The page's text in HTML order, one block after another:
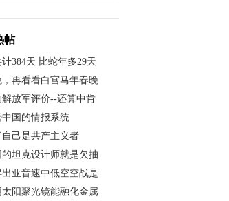
帖
384天 比蛇年多29天
再看看白宫马年春晚
解放军评价--还算中肯
国的情报系统
己是共产主义者
坦克设计师就是欠抽
亚音速中低空空战是
阳聚光镜能融化金属